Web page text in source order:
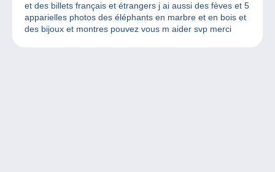
et des billets français et étrangers j ai aussi des fèves et 5
apparielles photos des éléphants en marbre et en bois et
des bijoux et montres pouvez vous m aider svp merci